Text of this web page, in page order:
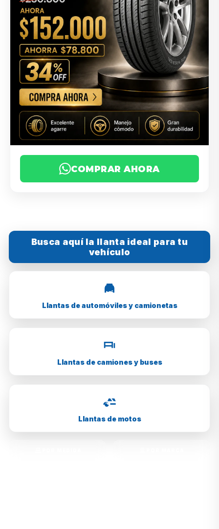
COMPRAR AHORA
Busca aquí la llanta ideal para tu
vehículo
Llantas de automóviles y camionetas
Llantas de camiones y buses
Llantas de motos